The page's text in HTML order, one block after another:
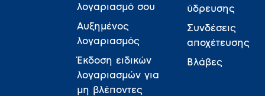
λογαριασμό σου
Αυξημένος
λογαριασμός
Έκδοση ειδικών
λογαριασμών για
μη βλέποντες
ύδρευσης
Συνδέσεις
αποχέτευσης
Βλάβες